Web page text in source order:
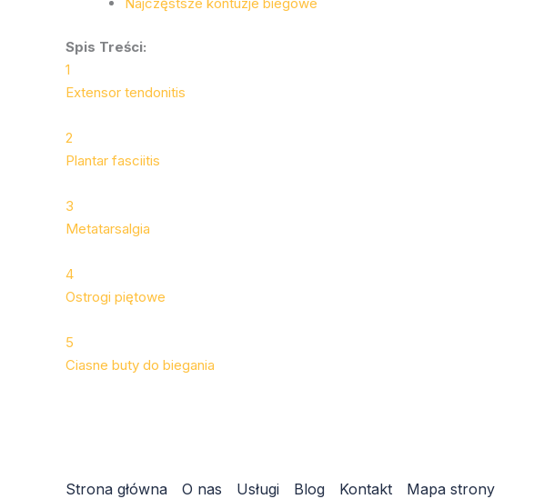
Spis Treści:
1
Extensor tendonitis
2
Plantar fasciitis
3
Metatarsalgia
4
Ostrogi piętowe
5
Ciasne buty do biegania
Strona główna O nas Usługi Blog Kontakt Mapa strony